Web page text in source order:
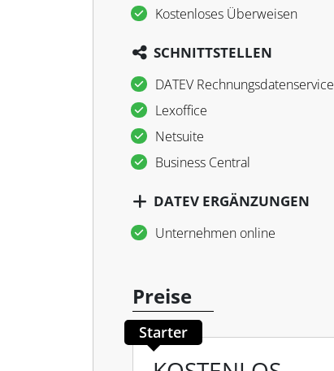
Kostenloses Überweisen
SCHNITTSTELLEN
DATEV Rechnungsdatenservice
Lexoffice
Netsuite
Business Central
DATEV ERGÄNZUNGEN
Unternehmen online
Preise
Starter